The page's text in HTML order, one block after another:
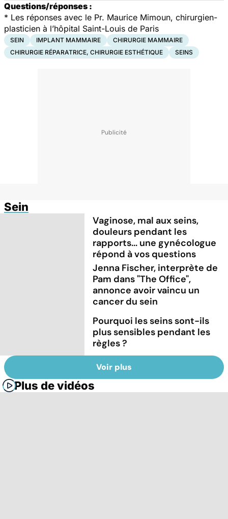
Questions/réponses :
* Les réponses avec le Pr. Maurice Mimoun, chirurgien-
plasticien à l’hôpital Saint-Louis de Paris
SEIN IMPLANT MAMMAIRE
CHIRURGIE MAMMAIRE
CHIRURGIE RÉPARATRICE, CHIRURGIE ESTHÉTIQUE
SEINS
Sein
Vaginose, mal aux seins,
douleurs pendant les
rapports... une gynécologue
répond à vos questions
Jenna Fischer, interprète de
Pam dans "The Office",
annonce avoir vaincu un
cancer du sein
Pourquoi les seins sont-ils
plus sensibles pendant les
règles ?
Voir plus
Plus de vidéos